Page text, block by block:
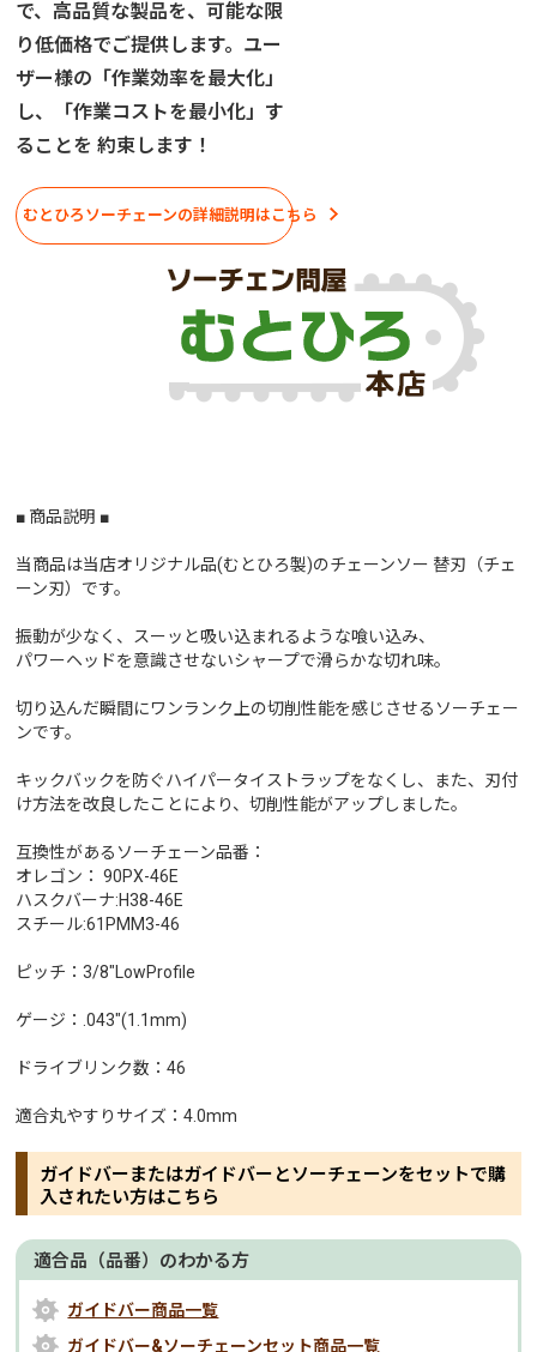
で、高品質な製品を、可能な限
り低価格でご提供します。ユー
ザー様の「作業効率を最大化」
し、「作業コストを最小化」す
ることを 約束します！
むとひろソーチェーンの詳細説明はこちら
■ 商品説明 ■
当商品は当店オリジナル品(むとひろ製)のチェーンソー 替刃（チェ
ーン刃）です。
振動が少なく、スーッと吸い込まれるような喰い込み、
パワーヘッドを意識させないシャープで滑らかな切れ味。
切り込んだ瞬間にワンランク上の切削性能を感じさせるソーチェー
ンです。
キックバックを防ぐハイパータイストラップをなくし、また、刃付
け方法を改良したことにより、切削性能がアップしました。
互換性があるソーチェーン品番：
オレゴン： 90PX-46E
ハスクバーナ:H38-46E
スチール:61PMM3-46
ピッチ：3/8"LowProfile
ゲージ：.043"(1.1mm)
ドライブリンク数：46
適合丸やすりサイズ：4.0mm
ガイドバーまたはガイドバーとソーチェーンをセットで購
入されたい方はこちら
適合品（品番）のわかる方
ガイドバー商品一覧
ガイドバー&ソーチェーンセット商品一覧